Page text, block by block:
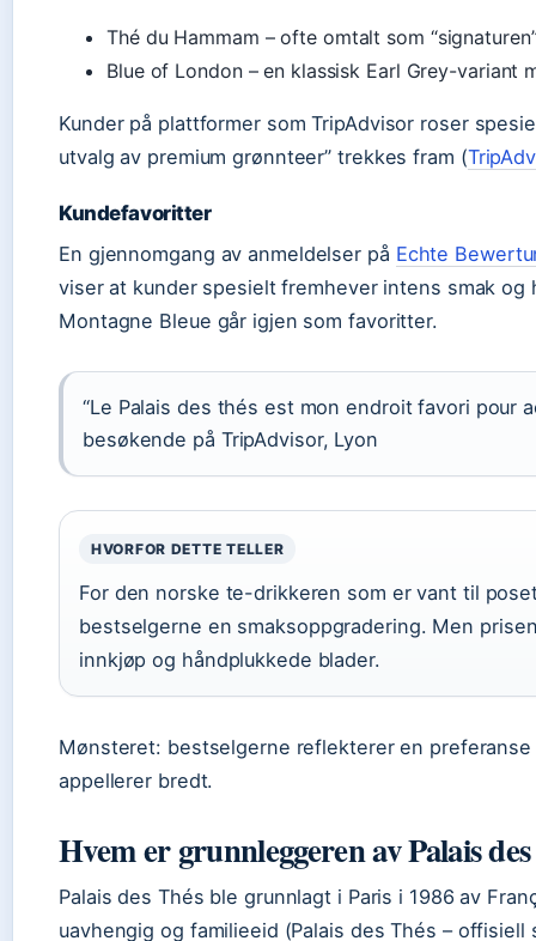
Thé du Hammam – ofte omtalt som
Blue of London – en klassisk Earl Grey-variant
Kunder på plattformer som TripAdvisor roser
utvalg av premium grønnteer” trekkes fram (
Kundefavoritter
En gjennomgang av anmeldelser på Echte
viser at kunder spesielt fremhever intens smak og
Montagne Bleue går igjen som favoritter.
“Le Palais des thés est mon endroit favori pour
besøkende på TripAdvisor, Lyon
HVORFOR DETTE TELLER
For den norske te-drikkeren som er vant til
bestselgerne en smaksoppgradering. Men
innkjøp og håndplukkede blader.
Mønsteret: bestselgerne reflekterer en
appellerer bredt.
Hvem er grunnleggeren av Palais
Palais des Thés ble grunnlagt i Paris i 1986 av
uavhengig og familieeid (Palais des Thés –